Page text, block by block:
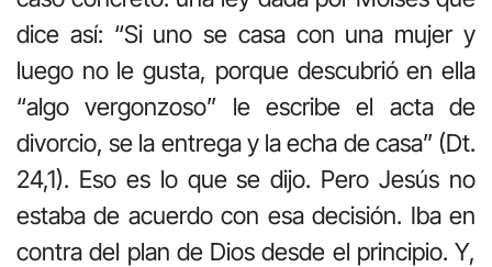
dice así: “Si uno se casa con una mujer y
luego no le gusta, porque descubrió en ella
“algo vergonzoso” le escribe el acta de
divorcio, se la entrega y la echa de casa” (Dt.
24,1). Eso es lo que se dijo. Pero Jesús no
estaba de acuerdo con esa decisión. Iba en
contra del plan de Dios desde el principio. Y,